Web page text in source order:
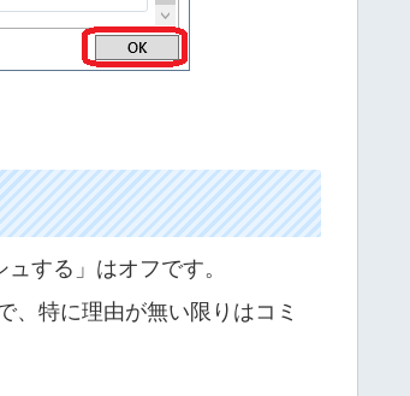
する」はオフです。
、特に理由が無い限りはコミ